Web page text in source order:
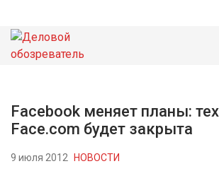
НОВОСТИ
Facebook меняет планы:
Face.com будет закрыта
9 июля 2012 НОВОСТИ